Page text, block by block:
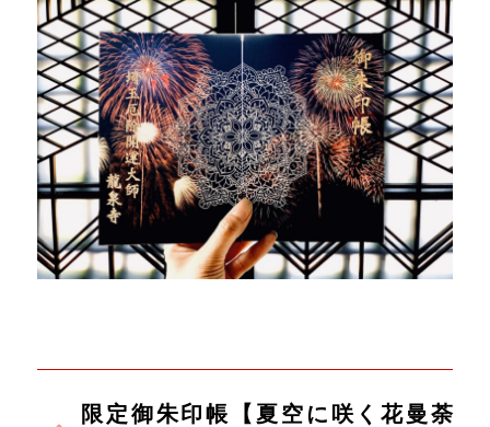
限定御朱印帳【夏空に咲く花曼荼